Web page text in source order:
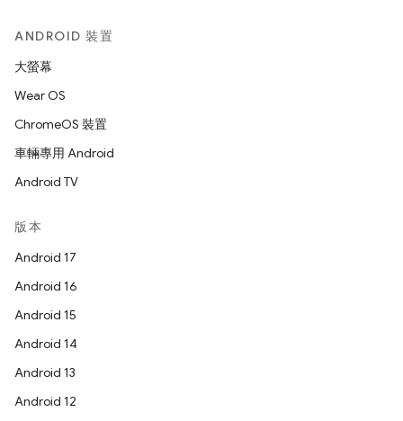
ANDROID 裝置
大螢幕
Wear OS
ChromeOS 裝置
車輛專用 Android
Android TV
版本
Android 17
Android 16
Android 15
Android 14
Android 13
Android 12